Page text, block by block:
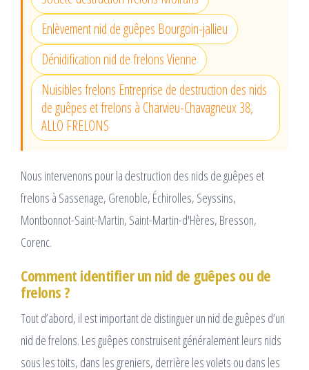
Enlèvement nid de guêpes Bourgoin-jallieu
Dénidification nid de frelons Vienne
Nuisibles frelons Entreprise de destruction des nids
de guêpes et frelons à Charvieu-Chavagneux 38,
ALLO FRELONS
Nous intervenons pour la destruction des nids de guêpes et
frelons à Sassenage, Grenoble, Échirolles, Seyssins,
Montbonnot-Saint-Martin, Saint-Martin-d'Hères, Bresson,
Corenc.
Comment identifier un nid de guêpes ou de
frelons ?
Tout d’abord, il est important de distinguer un nid de guêpes d’un
nid de frelons. Les guêpes construisent généralement leurs nids
sous les toits, dans les greniers, derrière les volets ou dans les